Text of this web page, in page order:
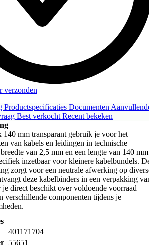
verzonden
Productspecificaties Documenten
Best verkocht Recent bekeken
140 mm transparant gebruik je voor het
van kabels en leidingen in technische
van 2,5 mm en een lengte van 140 mm
inzetbaar voor kleinere kabelbundels.
zorgt voor een neutrale afwerking op
deze kabelbinders in een verpakking
direct beschikt over voldoende voorraad
verschillende componenten tijdens je
401171704
55651